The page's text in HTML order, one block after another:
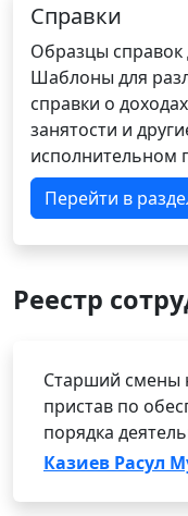
Справки
Образцы справок
Шаблоны для
справки о
занятости и
исполнительном
Перейти в
Реестр
Старший смены
пристав по
порядка
Казиев Расул